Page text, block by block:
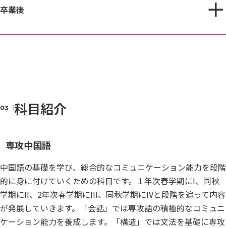
卒業後
科目紹介
専攻中国語
中国語の基礎を学び、総合的なコミュニケーション能力を段階
的に身に付けていくための科目です。１年次春学期にI、同秋
学期にII、2年次春学期にIII、同秋学期にIVと段階を追って内容
が発展していきます。「会話」では専攻語の積極的なコミュニ
ケーション能力を養成します。「構造」では文法を基礎に専攻